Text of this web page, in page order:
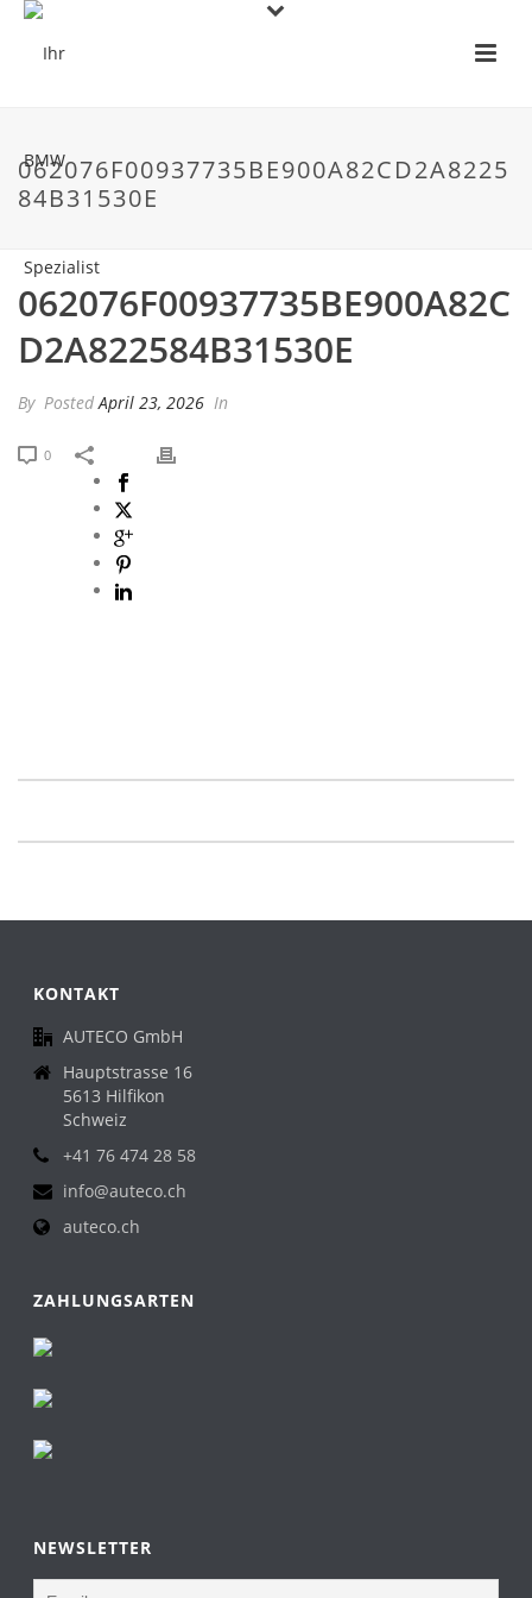
062076F00937735BE900A82CD2A8225
84B31530E
062076F00937735BE900A82C
D2A822584B31530E
By PostedApril 23, 2026 In
0
KONTAKT
AUTECO GmbH
Hauptstrasse 16
5613 Hilfikon
Schweiz
+41 76 474 28 58
info@auteco.ch
auteco.ch
ZAHLUNGSARTEN
NEWSLETTER